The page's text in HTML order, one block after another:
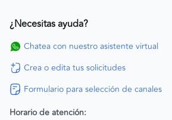
¿Necesitas ayuda?
Chatea con nuestro asistente virtual
Crea o edita tus solicitudes
Formulario para selección de canales
Horario de atención: